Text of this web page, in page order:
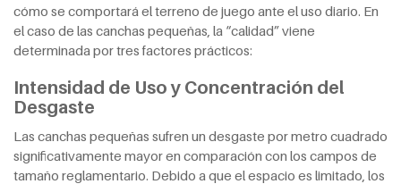
cómo se comportará el terreno de juego ante el uso diario. En
el caso de las canchas pequeñas, la “calidad” viene
determinada por tres factores prácticos:
Intensidad de Uso y Concentración del
Desgaste
Las canchas pequeñas sufren un desgaste por metro cuadrado
significativamente mayor en comparación con los campos de
tamaño reglamentario. Debido a que el espacio es limitado, los